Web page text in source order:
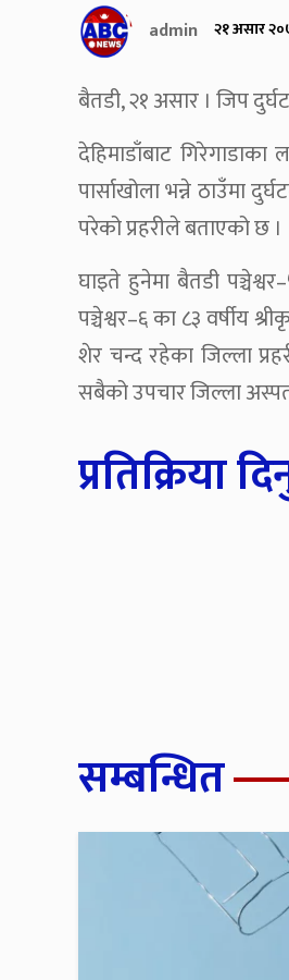
admin २१ असार
बैतडी, २१ असार । जिप
देहिमाडाँबाट
पार्साखोला भन्ने ठाउँमा
परेको प्रहरीले बताएको छ ।
घाइते हुनेमा बैतडी
पञ्चेश्वर–६ का ८३ वर्षीय
शेर चन्द रहेका जिल्ला
सबैको उपचार जिल्ला
प्रतिक्रिया
सम्बन्धित